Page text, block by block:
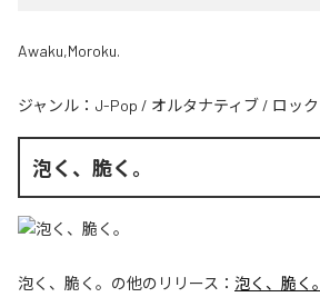
Awaku,Moroku.
ジャンル： J-Pop / オルタナティブ / ロック
泡く、脆く。
泡く、脆く。 の他のリリース： 泡く、脆く。